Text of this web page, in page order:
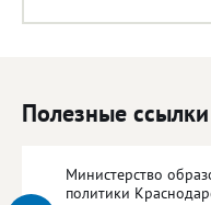
Полезные ссылки
Министерство
политики